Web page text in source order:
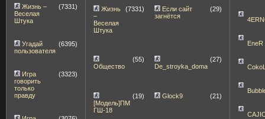
Жизнь –
Веселая
Штука
(7331)
Угадай
пользователя
(6395)
Игра
говорить
только
правду
(3323)
Жизнь
–
Веселая
Штука
(7331)
Если сайт
загнётся
(29)
Общество
(55)
De_stroyka_doma
(27)
[Модель]ПМ
ГШ-18
(19) Glock9 (21)
EneR